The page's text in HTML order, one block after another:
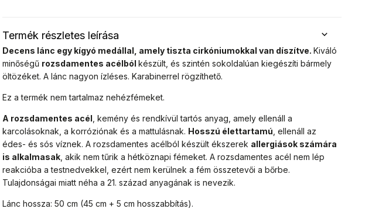
Termék részletes leírása
Decens lánc egy kígyó medállal, amely tiszta cirkóniumokkal van díszítve.Kiváló
minőségű rozsdamentes acélbólkészült, és szintén sokoldalúan kiegészíti bármely
öltözéket. A lánc nagyon ízléses. Karabinerrel rögzíthető.
Ez a termék nem tartalmaz nehézfémeket.
A rozsdamentes acél , kemény és rendkívül tartós anyag, amely ellenáll a
karcolásoknak, a korróziónak és a mattulásnak. Hosszú élettartamú , ellenáll az
édes- és sós víznek. A rozsdamentes acélból készült ékszerek allergiások számára
is alkalmasak , akik nem tűrik a hétköznapi fémeket. A rozsdamentes acél nem lép
reakcióba a testnedvekkel, ezért nem kerülnek a fém összetevői a bőrbe.
Tulajdonságai miatt néha a 21. század anyagának is nevezik.
Lánc hossza: 50 cm (45 cm + 5 cm hosszabbítás).